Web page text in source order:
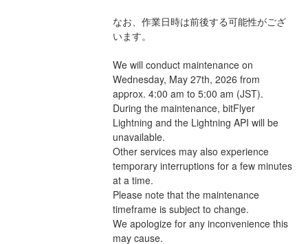
なお、作業日時は前後する可能性がござ
います。
We will conduct maintenance on
Wednesday, May 27th, 2026 from
approx. 4:00 am to 5:00 am (JST).
During the maintenance, bitFlyer
Lightning and the Lightning API will be
unavailable.
Other services may also experience
temporary interruptions for a few minutes
at a time.
Please note that the maintenance
timeframe is subject to change.
We apologize for any inconvenience this
may cause.